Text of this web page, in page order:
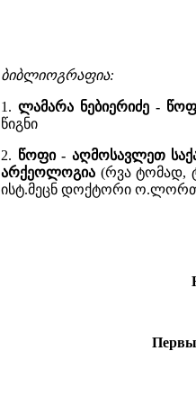
ბიბლიოგრაფია:
1. ლამარა ნებიერიძე -
წიგნი
2. წოფი - აღმოსავლეთ
არქეოლოგია (რვა ტომად,
ისტ.მეცნ დოქტორი